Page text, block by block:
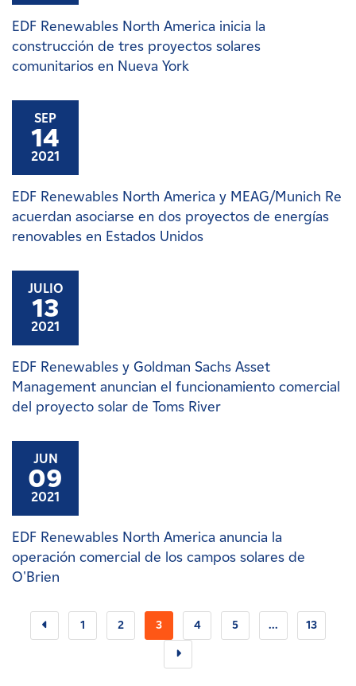
EDF Renewables North America inicia la
construcción de tres proyectos solares
comunitarios en Nueva York
SEP
14
2021
EDF Renewables North America y MEAG/Munich Re
acuerdan asociarse en dos proyectos de energías
renovables en Estados Unidos
JULIO
13
2021
EDF Renewables y Goldman Sachs Asset
Management anuncian el funcionamiento comercial
del proyecto solar de Toms River
JUN
09
2021
EDF Renewables North America anuncia la
operación comercial de los campos solares de
O'Brien
1 2 3 4 5 ... 13